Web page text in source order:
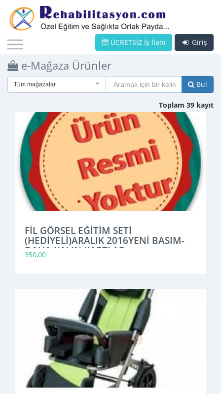
Giriş
ÜCRETSİZ İş İlanı
e-Mağaza Ürünler
Tüm mağazalar Bul
Toplam 39 kayıt
FİL GÖRSEL EĞİTİM SETİ
(HEDİYELİ)ARALIK 2016YENİ BASIM-
DAHA KALIN KARTLAR
350,00